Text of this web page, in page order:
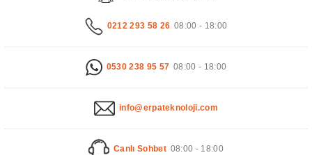
0212 293 58 26 08:00 - 18:00
0530 238 95 57 08:00 - 18:00
info@erpateknoloji.com
Canlı Sohbet 08:00 - 18:00